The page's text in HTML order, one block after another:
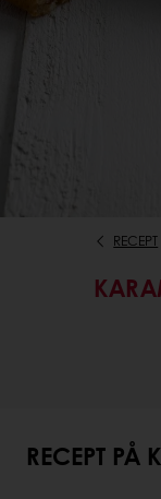
RECEPT
RECEPT PÅ